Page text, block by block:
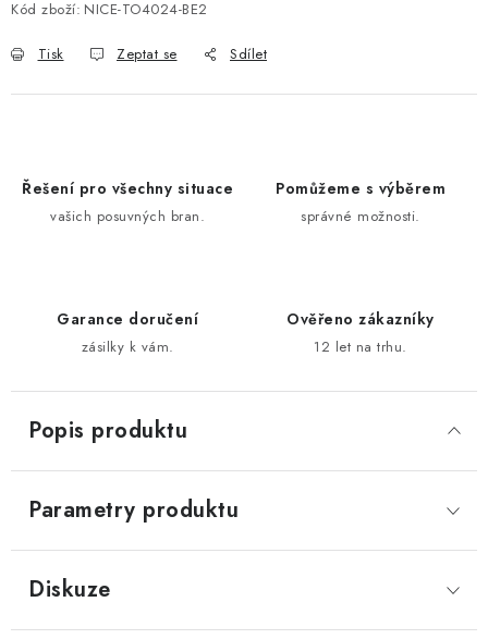
Kód zboží: NICE-TO4024-BE2
Tisk Zeptat se Sdílet
Řešení pro všechny situace
vašich posuvných bran.
Pomůžeme s výběrem
správné možnosti.
Garance doručení
zásilky k vám.
Ověřeno zákazníky
12 let na trhu.
Popis produktu
Parametry produktu
Diskuze